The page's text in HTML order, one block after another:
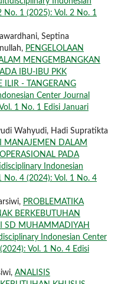
No. 1 (2025): Vol. 2 No. 1
Septina
PENGELOLAAN
MENGEMBANGKAN
IBU-IBU PKK
ILIR - TANGERANG
Center Journal
1 No. 1 Edisi Januari
Wahyudi, Hadi Supratikta
MANAJEMEN DALAM
PADA
Indonesian
No. 4 (2024): Vol. 1 No. 4
PROBLEMATIKA
BERKEBUTUHAN
SD MUHAMMADIYAH
Indonesian Center
Vol. 1 No. 4 Edisi
ANALISIS